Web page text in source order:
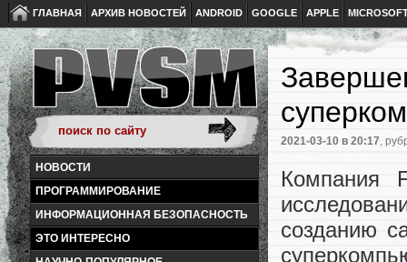
ГЛАВНАЯ АРХИВ НОВОСТЕЙ ANDROID GOOGLE APPLE
НОВОСТИ
ПРОГРАММИРОВАНИЕ
ИНФОРМАЦИОННАЯ БЕЗОПАСНОСТЬ
ЭТО ИНТЕРЕСНО
2021-03-10 в 20:17,
Компания
созданию